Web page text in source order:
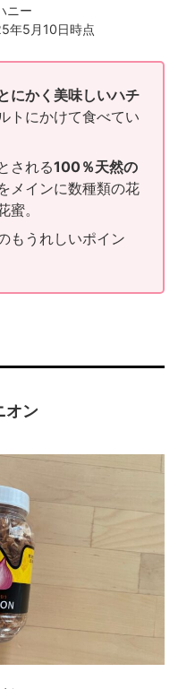
ニー
年5月10日時点
にかく美味しいハチ
トにかけて食べてい
される100％天然の
メインに数種類の花
。
もうれしいポイン
オン